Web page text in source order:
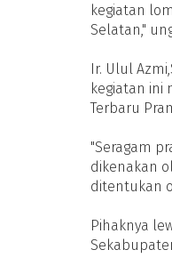
kegiatan
Selatan,"
Ir. Ulul
kegiatan ini
Terbaru
"Seragam
dikenakan
ditentukan
Pihaknya